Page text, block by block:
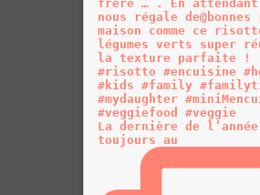
La dernière de l’année
toujours au